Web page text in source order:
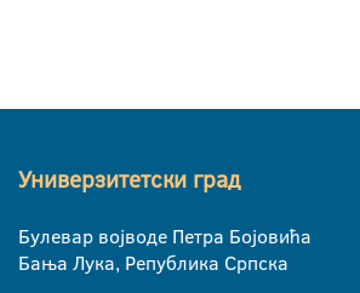
Универзитетски град
Булевар војводе Петра Бојовића
Бања Лука, Република Српска